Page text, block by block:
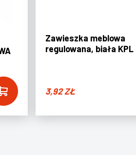
Zawieszka meblowa
regulowana, biała KPL
3,92ZŁ